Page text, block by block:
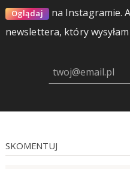
Oglądaj na Instagramie.
newslettera, który
SKOMENTUJ